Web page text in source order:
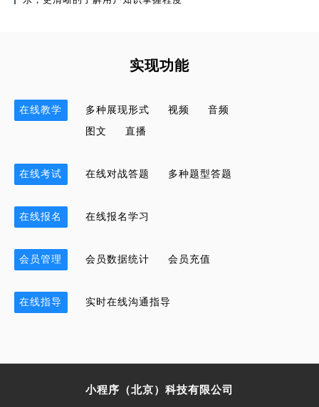
实现功能
在线教学 多种展现形式 视频
音频
图文
直播
在线考试 在线对战答题 多种题型答题
在线报名 在线报名学习
会员管理 会员数据统计 会员充值
在线指导 实时在线沟通指导
小程序（北京）科技有限公司